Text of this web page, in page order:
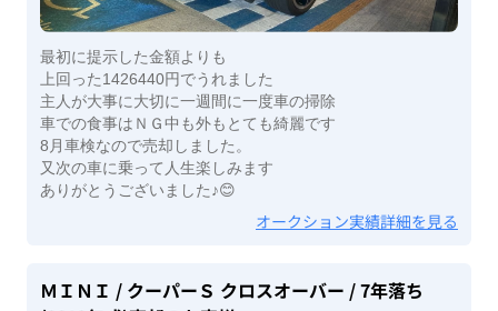
最初に提示した金額よりも
上回った1426440円でうれました
主人が大事に大切に一週間に一度車の掃除
車での食事はＮＧ中も外もとても綺麗です
8月車検なので売却しました。
又次の車に乗って人生楽しみます
ありがとうございました♪😊
オークション実績詳細を見る
ＭＩＮＩ / クーパーＳ クロスオーバー / 7年落ち